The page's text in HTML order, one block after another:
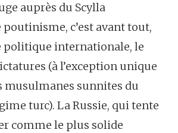
auprès du Scylla
poutinisme, c’est avant tout,
politique internationale, le
(à l’exception unique
musulmanes sunnites du
turc). La Russie, qui tente
comme le plus solide